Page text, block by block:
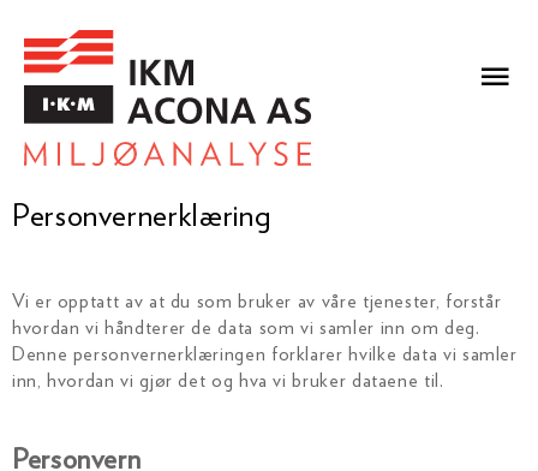
Personvernerklæring
Vi er opptatt av at du som bruker av våre tjenester, forstår
hvordan vi håndterer de data som vi samler inn om deg.
Denne personvernerklæringen forklarer hvilke data vi samler
inn, hvordan vi gjør det og hva vi bruker dataene til.
Personvern